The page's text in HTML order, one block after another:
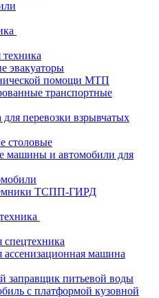
эвакуаторы
помощи МТП
транспортные
перевозки взрывчатых
столовые
машины и автомобили для
ТСПП-ГИРД
ассенизационная машина
заправщик питьевой воды
с платформой кузовной